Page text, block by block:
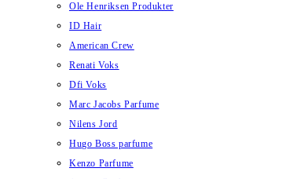
Ole Henriksen Produkter
ID Hair
American Crew
Renati Voks
Dfi Voks
Marc Jacobs Parfume
Nilens Jord
Hugo Boss parfume
Kenzo Parfume